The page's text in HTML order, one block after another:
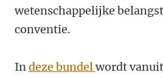
wetenschappelijke
conventie.
Indeze bundelwordt